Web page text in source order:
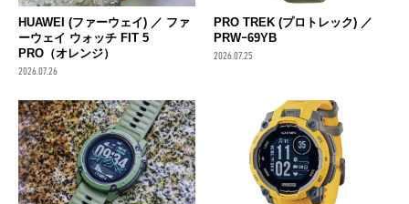
HUAWEI (ファーウェイ) ／ ファ
ーウェイ ウォッチ FIT 5
PRO（オレンジ）
2026.07.26
PRO TREK (プロトレック) ／
PRWｰ69YB
2026.07.25